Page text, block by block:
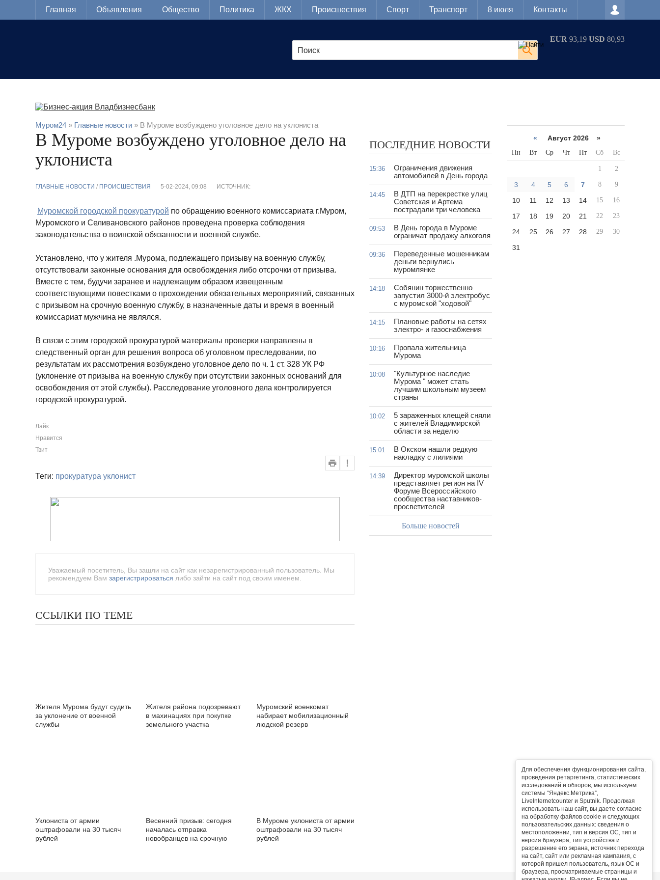
Для обеспечения функционирования сайта,
проведения ретаргетинга, статистических
исследований и обзоров, мы используем
системы “Яндекс.Метрика”,
LiveInternetcounter и Sputnik. Продолжая
использовать наш сайт, вы даете согласие
на обработку файлов cookie и следующих
пользовательских данных: сведения о
местоположении, тип и версия ОС, тип и
версия браузера, тип устройства и
разрешение его экрана, источник перехода
на сайт, сайт или рекламная кампания, с
которой пришел пользователь, язык ОС и
браузера, просматриваемые страницы и
Главная Объявления Общество Политика ЖКХ Происшествия Спорт Транспорт 8 июля Контакты
EUR 93,19 USD 80,93
Муром24 » Главные новости » В Муроме возбуждено уголовное дело на уклониста
В Муроме возбуждено уголовное дело на
уклониста
ГЛАВНЫЕ НОВОСТИ / ПРОИСШЕСТВИЯ 5-02-2024, 09:08 ИСТОЧНИК:
Муромской городской прокуратурой по обращению военного комиссариата г.Муром,
Муромского и Селивановского районов проведена проверка соблюдения
законодательства о воинской обязанности и военной службе.
Установлено, что у жителя .Мурома, подлежащего призыву на военную службу,
отсутствовали законные основания для освобождения либо отсрочки от призыва.
Вместе с тем, будучи заранее и надлежащим образом извещенным
соответствующими повестками о прохождении обязательных мероприятий, связанных
с призывом на срочную военную службу, в назначенные даты и время в военный
комиссариат мужчина не являлся.
В связи с этим городской прокуратурой материалы проверки направлены в
следственный орган для решения вопроса об уголовном преследовании, по
результатам их рассмотрения возбуждено уголовное дело по ч. 1 ст. 328 УК РФ
(уклонение от призыва на военную службу при отсутствии законных оснований для
освобождения от этой службы). Расследование уголовного дела контролируется
городской прокуратурой.
Лайк
Нравится
Твит
Теги: прокуратура уклонист
Уважаемый посетитель, Вы зашли на сайт как незарегистрированный пользователь. Мы
рекомендуем Вам зарегистрироваться либо зайти на сайт под своим именем.
ССЫЛКИ ПО ТЕМЕ
Жителя Мурома будут судить
за уклонение от военной
службы
Жителя района подозревают
в махинациях при покупке
земельного участка
Муромский военкомат
набирает мобилизационный
людской резерв
Уклониста от армии
оштрафовали на 30 тысяч
рублей
Весенний призыв: сегодня
началась отправка
новобранцев на срочную
В Муроме уклониста от армии
оштрафовали на 30 тысяч
рублей
ПОСЛЕДНИЕ НОВОСТИ
15:36
Ограничения движения
автомобилей в День города
14:45
В ДТП на перекрестке улиц
Советская и Артема
пострадали три человека
09:53
В День города в Муроме
ограничат продажу алкоголя
09:36
Переведенные мошенникам
деньги вернулись
муромлянке
14:18
Собянин торжественно
запустил 3000-й электробус
с муромской "ходовой"
14:15
Плановые работы на сетях
электро- и газоснабжения
10:16
Пропала жительница
Мурома
10:08
"Культурное наследие
Мурома " может стать
лучшим школьным музеем
страны
10:02
5 зараженных клещей сняли
с жителей Владимирской
области за неделю
15:01
В Окском нашли редкую
накладку с лилиями
14:39
Директор муромской школы
представляет регион на IV
Форуме Всероссийского
сообщества наставников-
просветителей
Больше новостей
« Август 2026 »
Пн Вт Ср Чт Пт Сб Вс
1 2
3 4 5 6 7 8 9
10 11 12 13 14 15 16
17 18 19 20 21 22 23
24 25 26 27 28 29 30
31